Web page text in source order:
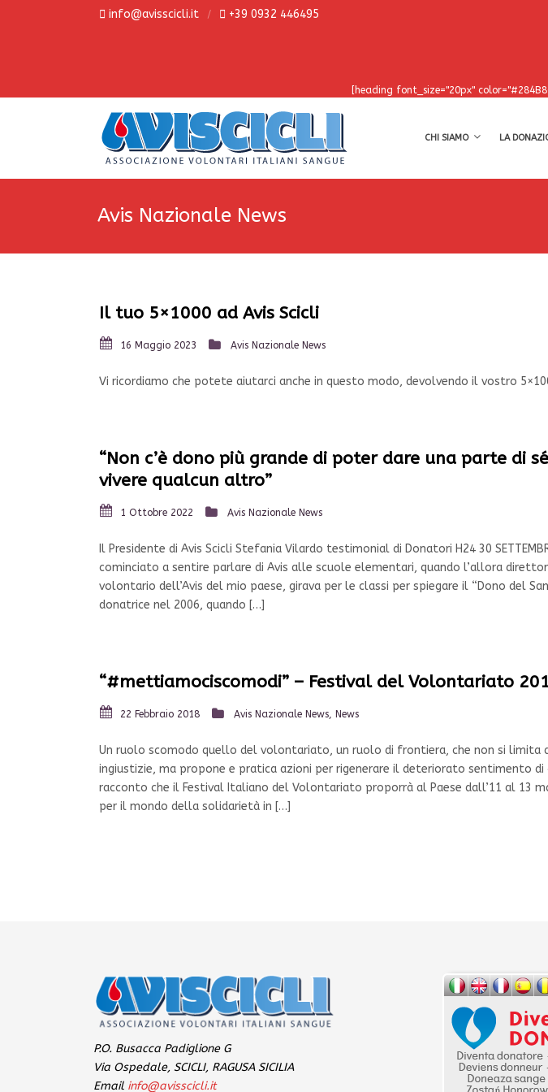
info@avisscicli.it +39 0932 446495
[heading font_size="20px"
CHI SIAMO LA
Avis Nazionale News
Il tuo 5×1000 ad Avis Scicli
16 Maggio 2023 Avis Nazionale News
Vi ricordiamo che potete aiutarci anche in questo modo, devolvendo il vostro
“Non c’è dono più grande di poter dare una parte di
vivere qualcun altro”
1 Ottobre 2022 Avis Nazionale News
Il Presidente di Avis Scicli Stefania Vilardo testimonial di Donatori H24 30
cominciato a sentire parlare di Avis alle scuole elementari, quando l’allora
volontario dell’Avis del mio paese, girava per le classi per spiegare il “Dono del
donatrice nel 2006, quando […]
“#mettiamociscomodi” – Festival del Volontariato
22 Febbraio 2018 Avis Nazionale News, News
Un ruolo scomodo quello del volontariato, un ruolo di frontiera, che non si limita
ingiustizie, ma propone e pratica azioni per rigenerare il deteriorato sentimento di
racconto che il Festival Italiano del Volontariato proporrà al Paese dall’11 al 13
per il mondo della solidarietà in […]
P.O. Busacca Padiglione G
Via Ospedale, SCICLI, RAGUSA SICILIA
Email info@avisscicli.it